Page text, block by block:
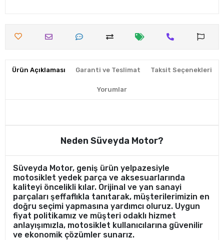
Ürün Açıklaması Garanti ve Teslimat Taksit Seçenekleri
Yorumlar
Neden Süveyda Motor?
Süveyda Motor, geniş ürün yelpazesiyle
motosiklet yedek parça ve aksesuarlarında
kaliteyi öncelikli kılar. Orijinal ve yan sanayi
parçaları şeffaflıkla tanıtarak, müşterilerimizin en
doğru seçimi yapmasına yardımcı oluruz. Uygun
fiyat politikamız ve müşteri odaklı hizmet
anlayışımızla, motosiklet kullanıcılarına güvenilir
ve ekonomik çözümler sunarız.